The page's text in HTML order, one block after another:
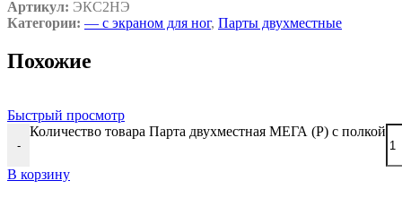
Артикул: ЭКС2НЭ
Категории: — c экраном для ног, Парты двухместные
Похожие
Быстрый просмотр
-
Количество товара Парта двухместная МЕГА (Р) с полкой
В корзину